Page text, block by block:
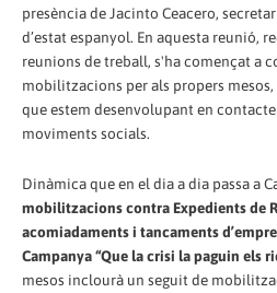
presència de Jacinto Ceacero,
d’estat espanyol. En aquesta reunió,
reunions de treball, s'ha començat a
mobilitzacions per als propers
que estem desenvolupant en
moviments socials.
Dinàmica que en el dia a dia passa a
mobilitzacions contra Expedients de
acomiadaments i tancaments
Campanya “Que la crisi la paguin els
mesos inclourà un seguit de